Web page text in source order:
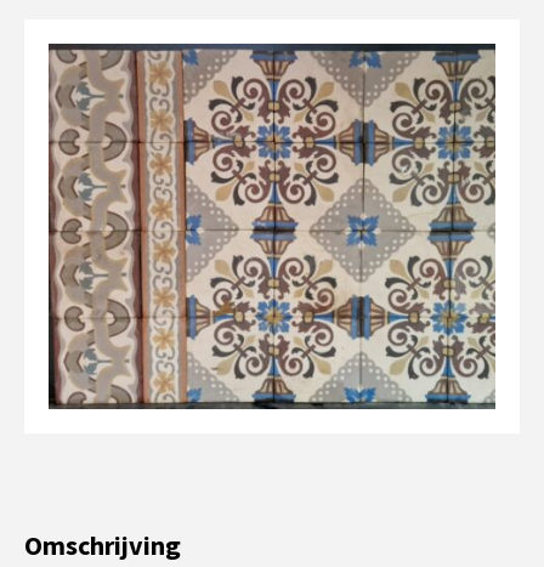
Omschrijving